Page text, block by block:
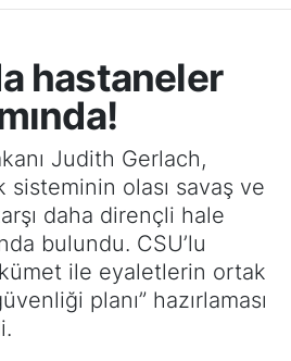
hastaneler
Judith Gerlach,
sisteminin olası savaş ve
daha dirençli hale
bulundu. CSU’lu
ile eyaletlerin ortak
planı” hazırlaması
Fikstür